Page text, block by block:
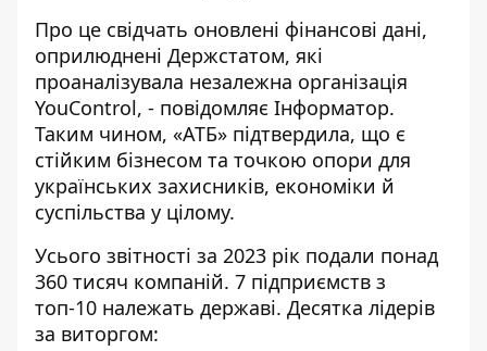
Про це свідчать оновлені фінансові дані,
оприлюднені Держстатом, які
проаналізувала незалежна організація
YouControl, - повідомляє Інформатор.
Таким чином, «АТБ» підтвердила, що є
стійким бізнесом та точкою опори для
українських захисників, економіки й
суспільства у цілому.
Усього звітності за 2023 рік подали понад
360 тисяч компаній. 7 підприємств з
топ-10 належать державі. Десятка лідерів
за виторгом: